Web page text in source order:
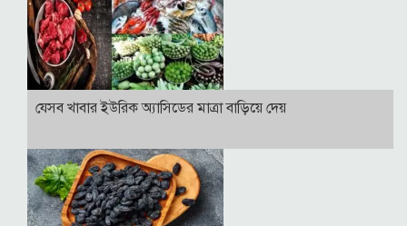
যেসব খাবার ইউরিক অ্যাসিডের মাত্রা বাড়িয়ে দেয়